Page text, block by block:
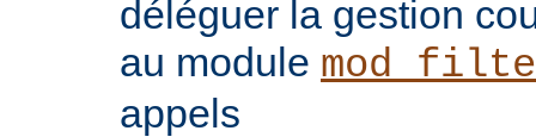
déléguer la gestion
au module
appels